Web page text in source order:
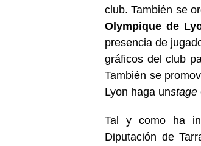
club. También se
Olympique de
presencia de
gráficos del club
También se
Lyon haga unstage
Tal y como ha
Diputación de